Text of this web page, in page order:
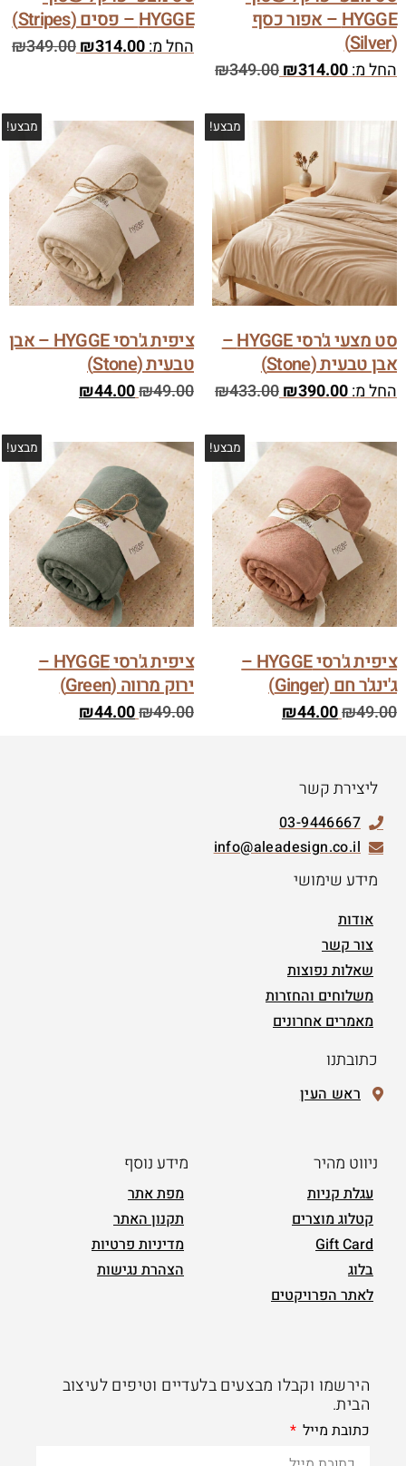
HYGGE – אפור כסף
(Silver)
החל מ: ₪314.00
₪349.00
HYGGE – פסים (Stripes)
החל מ: ₪314.00
₪349.00
מבצע!
סט מצעי ג'רסי HYGGE –
אבן טבעית (Stone)
החל מ: ₪390.00
₪433.00
מבצע!
ציפית ג'רסי HYGGE – אבן
טבעית (Stone)
₪49.00
₪44.00
מבצע!
ציפית ג'רסי HYGGE –
ג'ינג'ר חם (Ginger)
₪49.00
₪44.00
מבצע!
ציפית ג'רסי HYGGE –
ירוק מרווה (Green)
₪49.00
₪44.00
ליצירת קשר
03-9446667
info@aleadesign.co.il
מידע שימושי
אודות
צור קשר
שאלות נפוצות
משלוחים והחזרות
מאמרים אחרונים
כתובתנו
ראש העין
ניווט מהיר
עגלת קניות
קטלוג מוצרים
Gift Card
בלוג
לאתר הפרויקטים
מידע נוסף
מפת אתר
תקנון האתר
מדיניות פרטיות
הצהרת נגישות
הירשמו וקבלו מבצעים בלעדיים וטיפים לעיצוב
הבית.
כתובת מייל